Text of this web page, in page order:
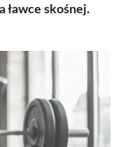
ławce skośnej.